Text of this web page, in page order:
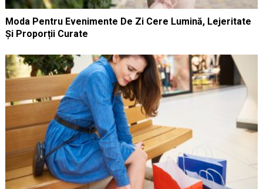
Moda Pentru Evenimente De Zi Cere Lumină, Lejeritate
Și Proporții Curate